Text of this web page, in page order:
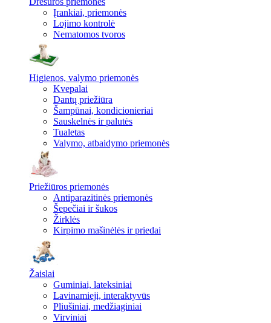
Įrankiai, priemonės
Lojimo kontrolė
Nematomos tvoros
Higienos, valymo priemonės
Kvepalai
Dantų priežiūra
Šampūnai, kondicionieriai
Sauskelnės ir palutės
Tualetas
Valymo, atbaidymo priemonės
Priežiūros priemonės
Antiparazitinės priemonės
Šepečiai ir šukos
Žirklės
Kirpimo mašinėlės ir priedai
Žaislai
Guminiai, lateksiniai
Lavinamieji, interaktyvūs
Pliušiniai, medžiaginiai
Virviniai